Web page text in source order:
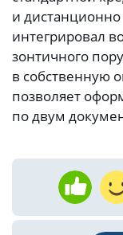
и
интегрировал
зонтичного
в собственную
позволяет
по двум